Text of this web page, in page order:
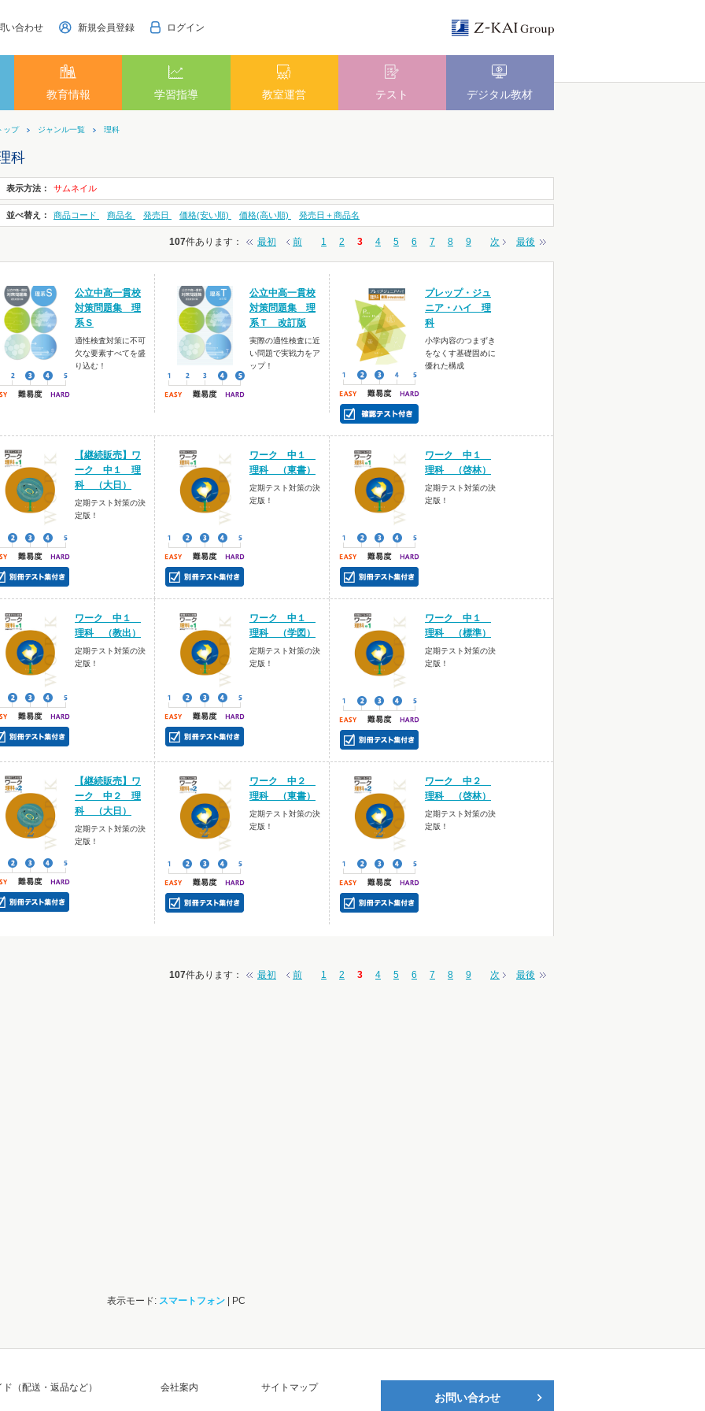
い合わせ 新規会員登録 ログイン
教育情報 学習指導 教室運営 テスト デジタル教材
ップ ジャンル一覧 理科
科
表示方法： サムネイル
並べ替え： 商品コード 商品名 発売日 価格(安い順) 価格(高い順) 発売日＋商品名
107件あります ： 最初 前 1 2 3 4 5 6 7 8 9 次 最後
公立中高一貫校
対策問題集 理
系Ｓ
適性検査対策に不可
欠な要素すべてを盛
り込む！
公立中高一貫校
対策問題集 理
系Ｔ 改訂版
実際の適性検査に近
い問題で実戦力をア
ップ！
プレップ・ジュ
ニア・ハイ 理
科
小学内容のつまずき
をなくす基礎固めに
優れた構成
【継続販売】ワ
ーク 中１ 理
科 （大日）
定期テスト対策の決
定版！
ワーク 中１
理科 （東書）
定期テスト対策の決
定版！
ワーク 中１
理科 （啓林）
定期テスト対策の決
定版！
ワーク 中１
理科 （教出）
定期テスト対策の決
定版！
ワーク 中１
理科 （学図）
定期テスト対策の決
定版！
ワーク 中１
理科 （標準）
定期テスト対策の決
定版！
【継続販売】ワ
ーク 中２ 理
科 （大日）
定期テスト対策の決
定版！
ワーク 中２
理科 （東書）
定期テスト対策の決
定版！
ワーク 中２
理科 （啓林）
定期テスト対策の決
定版！
107件あります ： 最初 前 1 2 3 4 5 6 7 8 9 次 最後
表示モード: スマートフォン | PC
（配送・返品など） 会社案内 サイトマップ
お問い合わせ